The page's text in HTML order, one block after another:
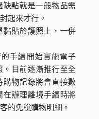
缺點就是一般物品需
起來才行。
黏貼於護照上，一併
手續開始實施電子
目前逐漸推行至全
購物記錄將會直接數
在辦理離境手續時將
的免稅購物明細。